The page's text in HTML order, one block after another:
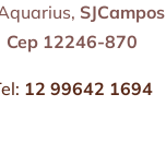
SJCampos
Cep 12246-870
12 99642 1694